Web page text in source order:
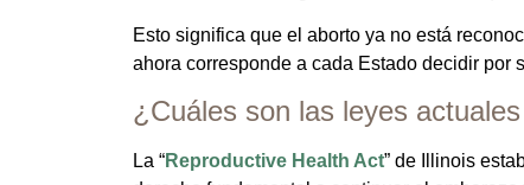
Esto significa que el aborto ya no está
ahora corresponde a cada Estado decidir por
¿Cuáles son las leyes
La “Reproductive Health Act” de Illinois